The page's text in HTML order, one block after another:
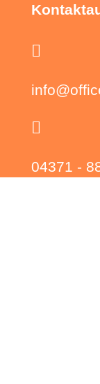


04371 -